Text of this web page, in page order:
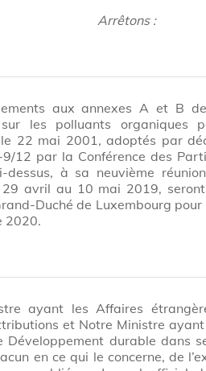
Arrêtons :
aux annexes A et B
sur les polluants organiques
le 22 mai 2001, adoptés par
12 par la Conférence des
dessus, à sa neuvième
29 avril au 10 mai 2019,
Duché de Luxembourg
2020.
ayant les Affaires
et Notre Ministre ayant
Développement durable dans
en ce qui le concerne, de